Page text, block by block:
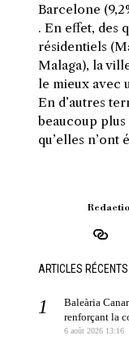
Barcelone
. En effet, des
résidentiels
Malaga), la
le mieux avec
En d’autres
beaucoup plus
qu’elles n’ont
ARTICLES RÉCENTS
Baleària
renforçant la
6 août 2026 13:16